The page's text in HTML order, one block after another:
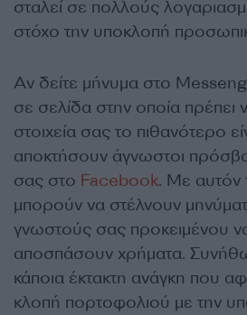
σταλεί σε πολλούς
στόχο την υποκλοπή
Αν δείτε μήνυμα στο
σε σελίδα στην οποία
στοιχεία σας το πιθανότερο
αποκτήσουν άγνωστοι
σας στο Facebook. Με αυτόν
μπορούν να στέλνουν
γνωστούς σας προκειμένου
αποσπάσουν χρήματα.
κάποια έκτακτη ανάγκη που
κλοπή πορτοφολιού με την